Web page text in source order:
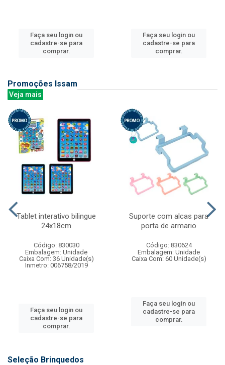
Faça seu login ou
cadastre-se para
comprar.
Faça seu login ou
cadastre-se para
comprar.
Promoções Issam
Veja mais
Tablet interativo bilingue
24x18cm
Código: 830030
Embalagem: Unidade
Caixa Com: 36 Unidade(s)
Inmetro: 006758/2019
Faça seu login ou
cadastre-se para
comprar.
Suporte com alcas para
porta de armario
Código: 830624
Embalagem: Unidade
Caixa Com: 60 Unidade(s)
Faça seu login ou
cadastre-se para
comprar.
Seleção Brinquedos